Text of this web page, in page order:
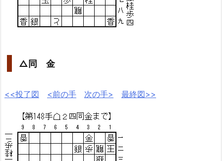
△同 金
<<投了図 <前の手 次の手> 最終図>>